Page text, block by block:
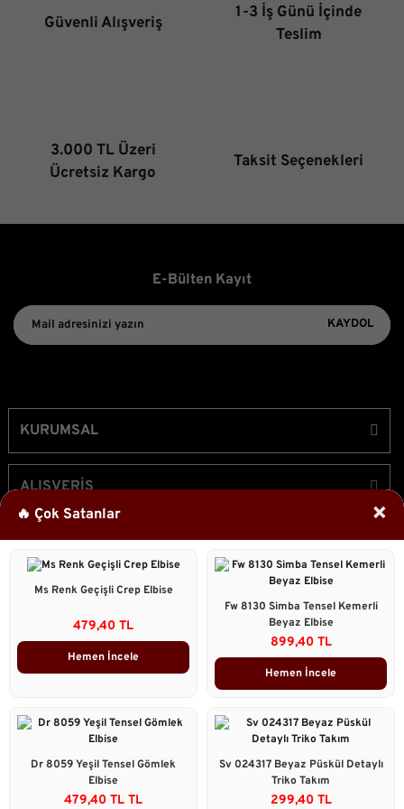
Çok Satanlar
🔥 Çok Satanlar ×
Ms Renk Geçişli Crep Elbise
479,40 TL
Hemen İncele
Fw 8130 Simba Tensel Kemerli
Beyaz Elbise
899,40 TL
Hemen İncele
Dr 8059 Yeşil Tensel Gömlek
Elbise
479,40 TL TL
Sv 024317 Beyaz Püskül Detaylı
Triko Takım
299,40 TL
Ürün fiyatı diğer sitelerden daha pahalı.
Güvenli Alışveriş
1-3 İş Günü İçinde
Teslim
3.000 TL Üzeri
Ücretsiz Kargo
Taksit Seçenekleri
E-Bülten Kayıt
KAYDOL
KURUMSAL
ALIŞVERİŞ
ÜYELİK
Bizi Takip Edin!
Kredi kartı bilgileriniz 256bit SSL sertifikası ile korunmaktadır.
ideasoft
e-
ticaret
paketleri
ile